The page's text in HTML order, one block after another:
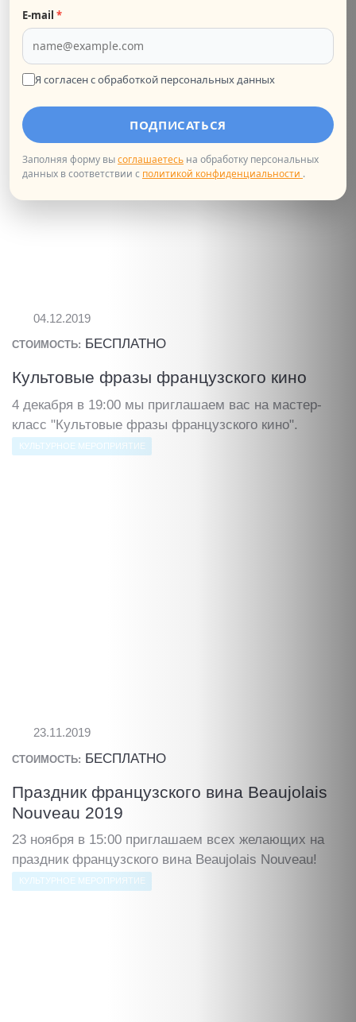
Рождественскую встречу "Французские сказки"
КУЛЬТУРНОЕ МЕРОПРИЯТИЕ
04.12.2019
СТОИМОСТЬ: БЕСПЛАТНО
Культовые фразы французского кино
4 декабря в 19:00 мы приглашаем вас на мастер-
класс "Культовые фразы французского кино".
КУЛЬТУРНОЕ МЕРОПРИЯТИЕ
23.11.2019
СТОИМОСТЬ: БЕСПЛАТНО
Праздник французского вина Beaujolais
Nouveau 2019
23 ноября в 15:00 приглашаем всех желающих на
праздник французского вина Beaujolais Nouveau!
КУЛЬТУРНОЕ МЕРОПРИЯТИЕ
E‑mail *
Я согласен с обработкой персональных данных
ПОДПИСАТЬСЯ
Заполняя форму высоглашаетесь на обработку персональных
данных в соответствии с политикой конфиденциальности .